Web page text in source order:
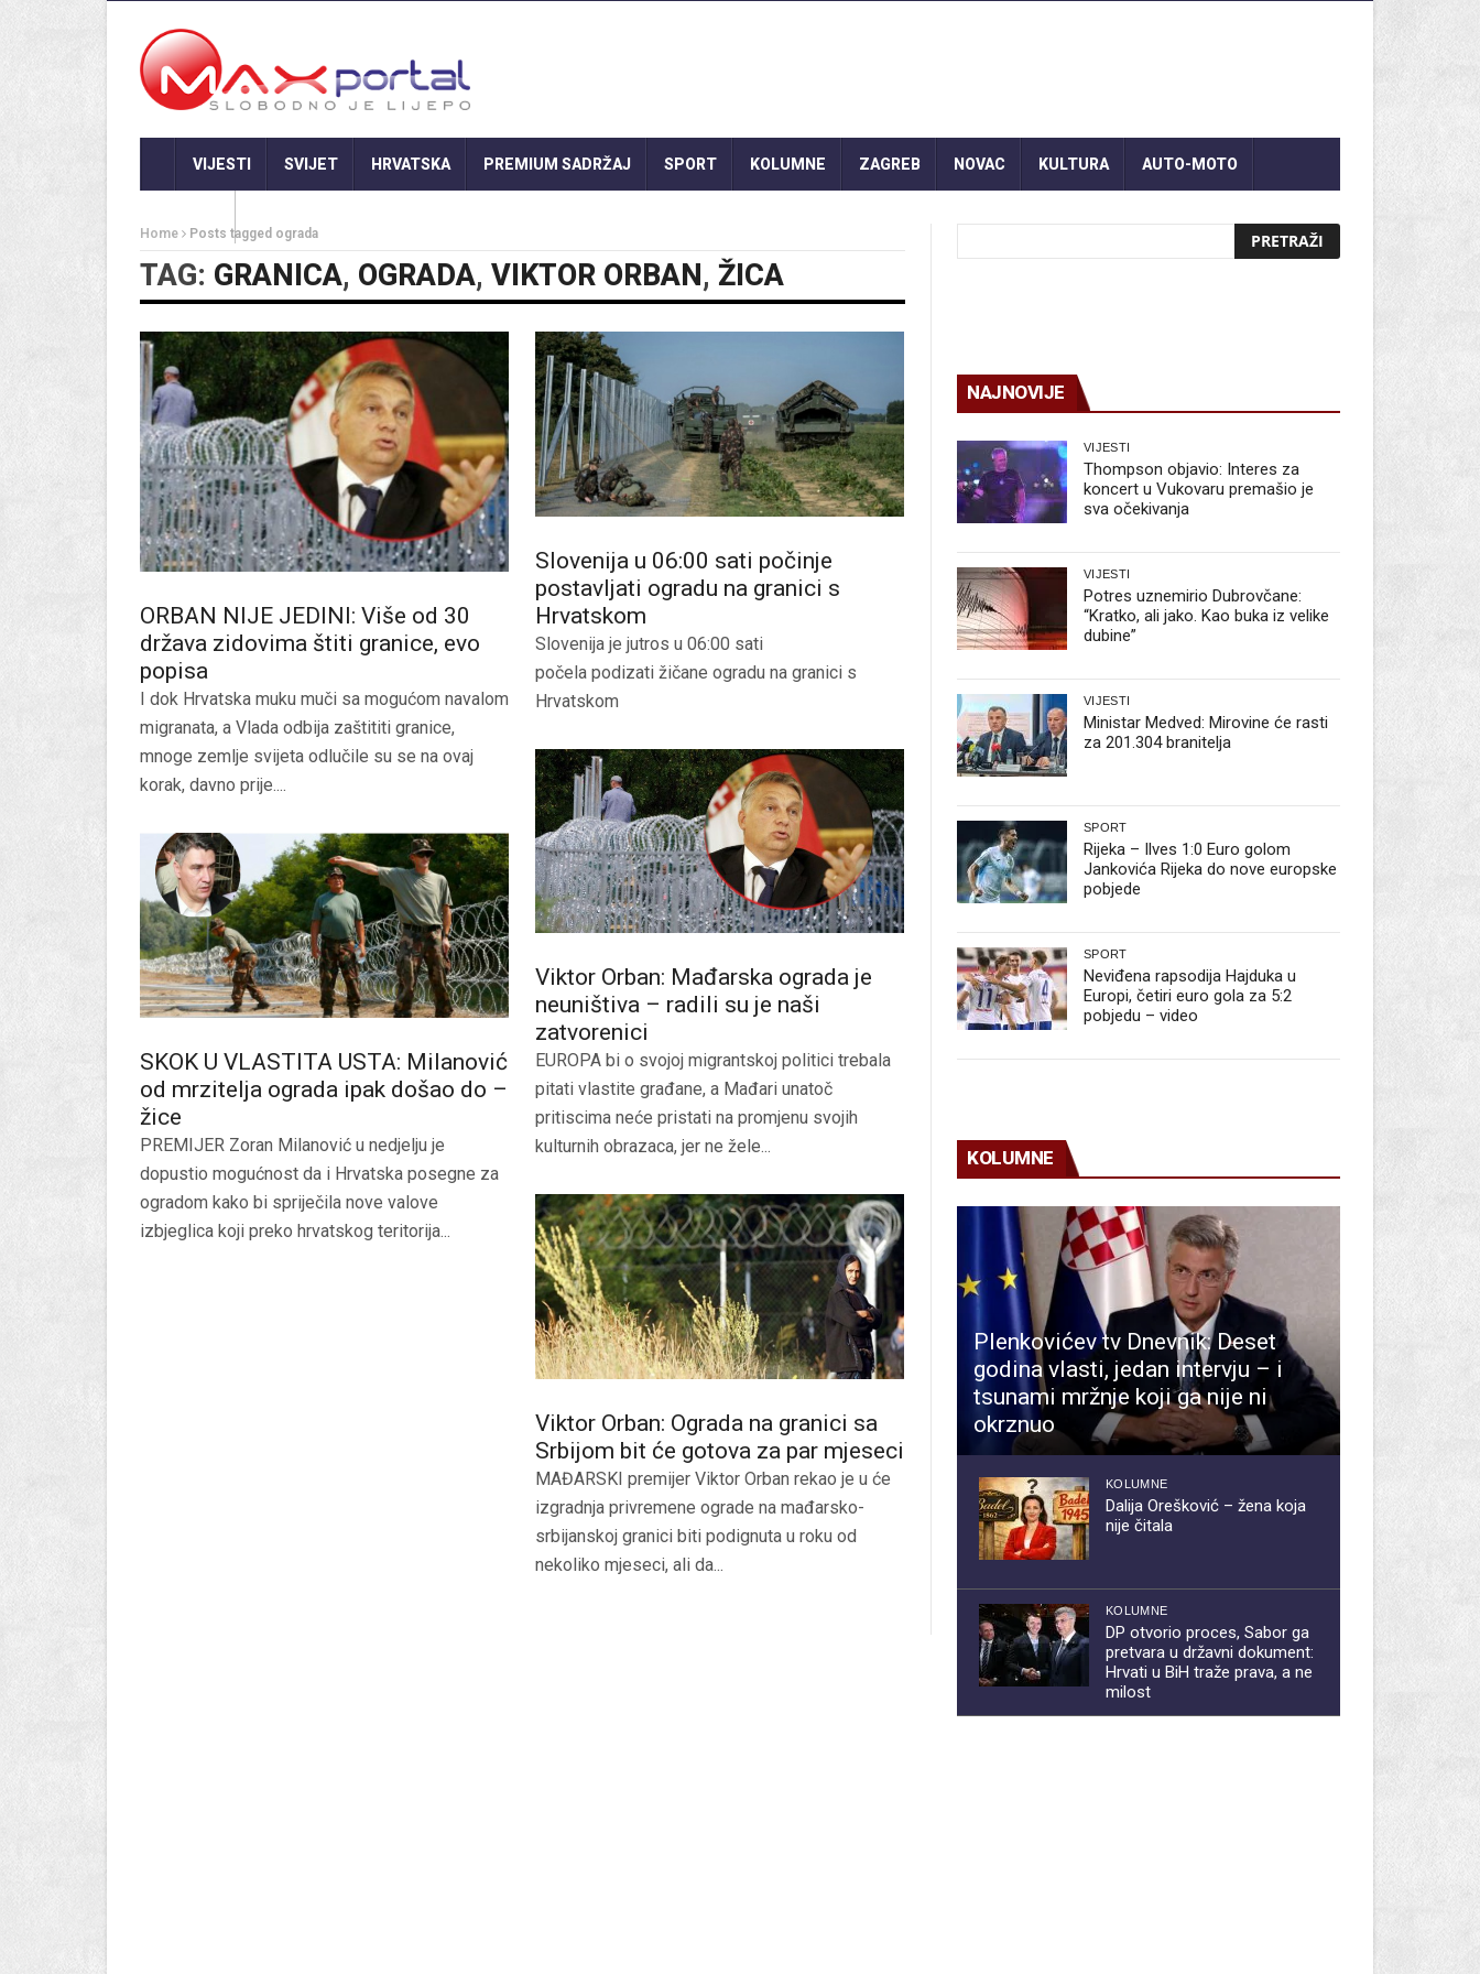
VIJESTI SVIJET HRVATSKA PREMIUM SADRŽAJ SPORT KOLUMNE ZAGREB NOVAC KULTURA AUTO-MOTO
Home Posts tagged ograda
TAG: GRANICA, OGRADA, VIKTOR ORBAN , ŽICA
ORBAN NIJE JEDINI: Više od 30
država zidovima štiti granice, evo
popisa
I dok Hrvatska muku muči sa mogućom navalom
migranata, a Vlada odbija zaštititi granice,
mnoge zemlje svijeta odlučile su se na ovaj
korak, davno prije....
Slovenija u 06:00 sati počinje
postavljati ogradu na granici s
Hrvatskom
Slovenija je jutros u 06:00 sati
počela podizati žičane ogradu na granici s
Hrvatskom
Viktor Orban: Mađarska ograda je
neuništiva – radili su je naši
zatvorenici
EUROPA bi o svojoj migrantskoj politici trebala
pitati vlastite građane, a Mađari unatoč
pritiscima neće pristati na promjenu svojih
kulturnih obrazaca, jer ne žele...
SKOK U VLASTITA USTA: Milanović
od mrzitelja ograda ipak došao do –
žice
PREMIJER Zoran Milanović u nedjelju je
dopustio mogućnost da i Hrvatska posegne za
ogradom kako bi spriječila nove valove
izbjeglica koji preko hrvatskog teritorija...
Viktor Orban: Ograda na granici sa
Srbijom bit će gotova za par mjeseci
MAĐARSKI premijer Viktor Orban rekao je u će
izgradnja privremene ograde na mađarsko-
srbijanskoj granici biti podignuta u roku od
nekoliko mjeseci, ali da...
NAJNOVIJE
VIJESTI
Thompson objavio: Interes za
koncert u Vukovaru premašio je
sva očekivanja
VIJESTI
Potres uznemirio Dubrovčane:
“Kratko, ali jako. Kao buka iz velike
dubine”
VIJESTI
Ministar Medved: Mirovine će rasti
za 201.304 branitelja
SPORT
Rijeka – Ilves 1:0 Euro golom
Jankovića Rijeka do nove europske
pobjede
SPORT
Neviđena rapsodija Hajduka u
Europi, četiri euro gola za 5:2
pobjedu – video
KOLUMNE
Plenkovićev tv Dnevnik: Deset
godina vlasti, jedan intervju – i
tsunami mržnje koji ga nije ni
okrznuo
KOLUMNE
Dalija Orešković – žena koja
nije čitala
KOLUMNE
DP otvorio proces, Sabor ga
pretvara u državni dokument:
Hrvati u BiH traže prava, a ne
milost